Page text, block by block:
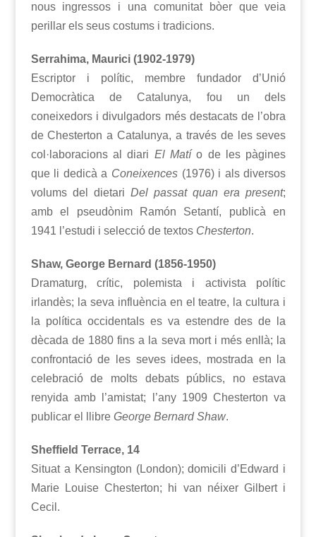
nous ingressos i una comunitat bòer que veia
perillar els seus costums i tradicions.
Serrahima, Maurici (1902-1979)
Escriptor i polític, membre fundador d’Unió
Democràtica de Catalunya, fou un dels
coneixedors i divulgadors més destacats de l’obra
de Chesterton a Catalunya, a través de les seves
col·laboracions al diari El Matío de les pàgines
que li dedicà a Coneixences (1976) i als diversos
volums del dietari Del passat quan era present;
amb el pseudònim Ramón Setantí, publicà en
1941 l’estudi i selecció de textos Chesterton.
Shaw, George Bernard (1856-1950)
Dramaturg, crític, polemista i activista polític
irlandès; la seva influència en el teatre, la cultura i
la política occidentals es va estendre des de la
dècada de 1880 fins a la seva mort i més enllà; la
confrontació de les seves idees, mostrada en la
celebració de molts debats públics, no estava
renyida amb l’amistat; l’any 1909 Chesterton va
publicar el llibre George Bernard Shaw.
Sheffield Terrace, 14
Situat a Kensington (London); domicili d’Edward i
Marie Louise Chesterton; hi van néixer Gilbert i
Cecil.